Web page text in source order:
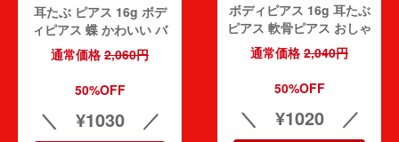
耳たぶ ピアス 16g ボデ
ィピアス 蝶 かわいい バ
タフライ ジュエル サージ
カルステンレス トラガス
軟骨ピアス ヘリックス 軟
骨用 金属アレルギー対応
右耳用 左耳用 右向き 左
向き ストレー urk
通常価格 2,060円
50%OFF
＼ ¥1030 ／
ボディピアス 16g 耳たぶ
ピアス 軟骨ピアス おしゃ
れ 軟骨 耳用 イヤーロブ
軟骨用 トラガス ヘリック
ス チェーン チェーンピア
ス シルバー ゴールド ピ
ンクゴールド かわいい
通常価格 2,040円
50%OFF
＼ ¥1020 ／
(件)
購入者さん
投稿日：2026-07-
注文してから到着まで早かったです。また利用したいです。「ケース